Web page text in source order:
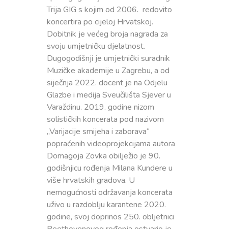
Trija GIG s kojim od 2006. redovito
koncertira po cijeloj Hrvatskoj.
Dobitnik je većeg broja nagrada za
svoju umjetničku djelatnost.
Dugogodišnji je umjetnički suradnik
Muzičke akademije u Zagrebu, a od
siječnja 2022. docent je na Odjelu
Glazbe i medija Sveučilišta Sjever u
Varaždinu. 2019. godine nizom
solističkih koncerata pod nazivom
„Varijacije smijeha i zaborava“
popraćenih videoprojekcijama autora
Domagoja Zovka obilježio je 90.
godišnjicu rođenja Milana Kundere u
više hrvatskih gradova. U
nemogućnosti održavanja koncerata
uživo u razdoblju karantene 2020.
godine, svoj doprinos 250. obljetnici